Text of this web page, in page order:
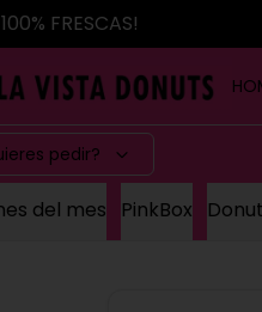
FRESCAS!
pedir?
del mes PinkBox